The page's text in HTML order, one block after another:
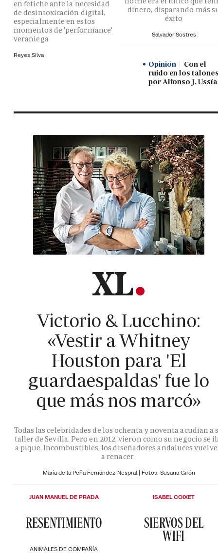
en fetiche ante la necesidad
de desintoxicación digital,
especialmente en estos
momentos de 'performance'
veraniega
Reyes Silva
dinero, disparando más
éxito
Salvador Sostres
Opinión
Con el
ruido en los
por Alfonso J. Ussía
Victorio & Lucchino:
«Vestir a Whitney
Houston para 'El
guardaespaldas' fue lo
que más nos marcó»
Todas las celebridades de los ochenta y noventa acudían a
taller de Sevilla. Pero en 2012, vieron como su negocio se
a pique. Incombustibles, los diseñadores andaluces
a renacer.
María de la Peña Fernández-Nespral | Fotos: Susana Girón
ANIMALES DE COMPAÑÍA
RESENTIMIENTO
JUAN MANUEL DE PRADA
SIERVOS DEL
WIFI
ISABEL COIXET